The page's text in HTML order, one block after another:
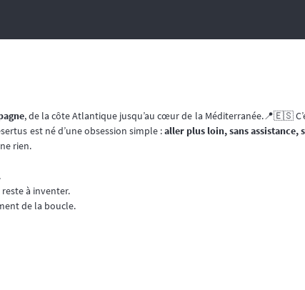
, de la côte Atlantique jusqu’au cœur de la Méditerranée.📍🇪🇸
est né d’une obsession simple :aller plus loin, sans assistance,
rien.
à inventer.
de la boucle.